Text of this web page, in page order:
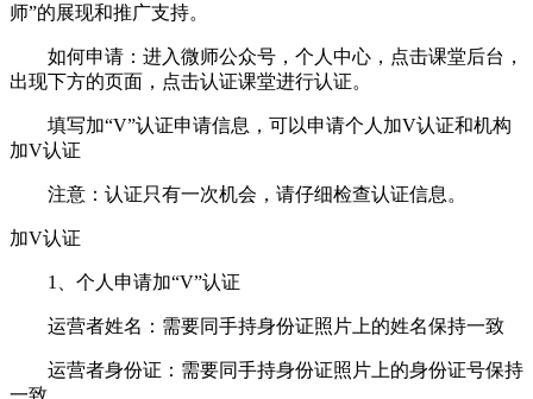
师”的展现和推广支持。
如何申请：进入微师公众号，个人中心，点击课堂后台，
出现下方的页面，点击认证课堂进行认证。
填写加“V”认证申请信息，可以申请个人加V认证和机构
加V认证
注意：认证只有一次机会，请仔细检查认证信息。
加V认证
1、个人申请加“V”认证
运营者姓名：需要同手持身份证照片上的姓名保持一致
运营者身份证：需要同手持身份证照片上的身份证号保持
一致